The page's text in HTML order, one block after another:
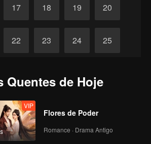
17 18 19 20
22 23 24 25
Quentes de Hoje
VIP
Flores de Poder
Romance · Drama Antigo